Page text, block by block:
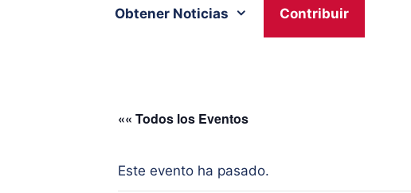
Obtener Noticias Contribuir
«« Todos los Eventos
Este evento ha pasado.